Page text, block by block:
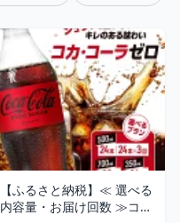
【ふるさと納税】≪ 選べる
内容量・お届け回数 ≫コ